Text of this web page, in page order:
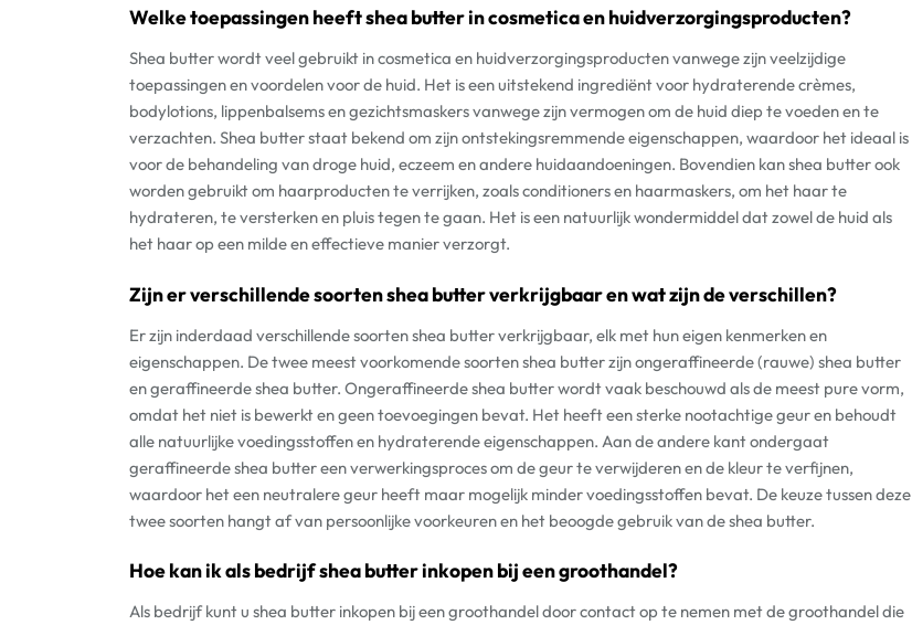
Welke toepassingen heeft shea butter in cosmetica en huidverzorgingsproducten?
Shea butter wordt veel gebruikt in cosmetica en huidverzorgingsproducten vanwege zijn veelzijdige
toepassingen en voordelen voor de huid. Het is een uitstekend ingrediënt voor hydraterende crèmes,
bodylotions, lippenbalsems en gezichtsmaskers vanwege zijn vermogen om de huid diep te voeden en te
verzachten. Shea butter staat bekend om zijn ontstekingsremmende eigenschappen, waardoor het ideaal is
voor de behandeling van droge huid, eczeem en andere huidaandoeningen. Bovendien kan shea butter ook
worden gebruikt om haarproducten te verrijken, zoals conditioners en haarmaskers, om het haar te
hydrateren, te versterken en pluis tegen te gaan. Het is een natuurlijk wondermiddel dat zowel de huid als
het haar op een milde en effectieve manier verzorgt.
Zijn er verschillende soorten shea butter verkrijgbaar en wat zijn de verschillen?
Er zijn inderdaad verschillende soorten shea butter verkrijgbaar, elk met hun eigen kenmerken en
eigenschappen. De twee meest voorkomende soorten shea butter zijn ongeraffineerde (rauwe) shea butter
en geraffineerde shea butter. Ongeraffineerde shea butter wordt vaak beschouwd als de meest pure vorm,
omdat het niet is bewerkt en geen toevoegingen bevat. Het heeft een sterke nootachtige geur en behoudt
alle natuurlijke voedingsstoffen en hydraterende eigenschappen. Aan de andere kant ondergaat
geraffineerde shea butter een verwerkingsproces om de geur te verwijderen en de kleur te verfijnen,
waardoor het een neutralere geur heeft maar mogelijk minder voedingsstoffen bevat. De keuze tussen deze
twee soorten hangt af van persoonlijke voorkeuren en het beoogde gebruik van de shea butter.
Hoe kan ik als bedrijf shea butter inkopen bij een groothandel?
Als bedrijf kunt u shea butter inkopen bij een groothandel door contact op te nemen met de groothandel die